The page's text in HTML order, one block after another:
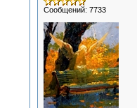
Сообщений: 7733